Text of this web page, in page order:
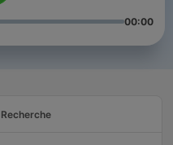
00:00
Recherche